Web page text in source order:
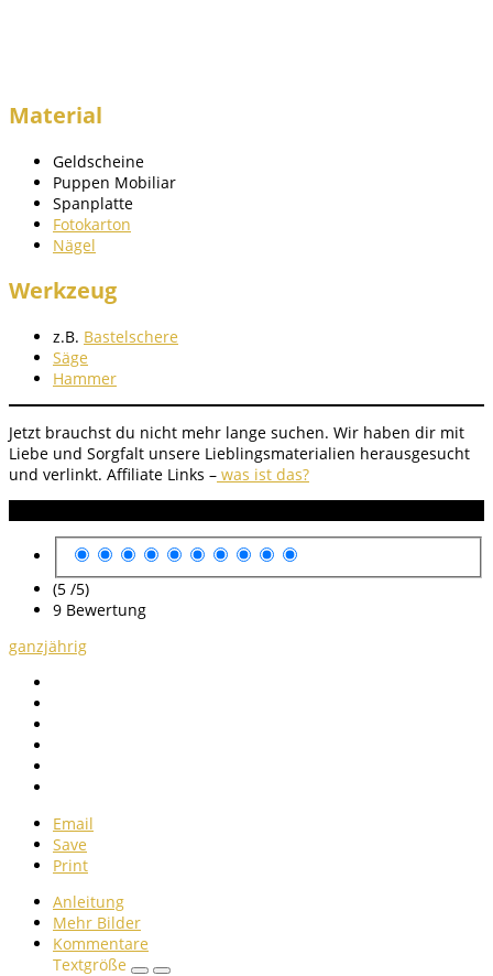
Material
Geldscheine
Puppen Mobiliar
Spanplatte
Fotokarton
Nägel
Werkzeug
z.B. Bastelschere
Säge
Hammer
Jetzt brauchst du nicht mehr lange suchen. Wir haben dir mit
Liebe und Sorgfalt unsere Lieblingsmaterialien herausgesucht
und verlinkt. Affiliate Links – was ist das?
(5 /5)
9 Bewertung
ganzjährig
Email
Save
Print
Anleitung
Mehr Bilder
Kommentare
Textgröße